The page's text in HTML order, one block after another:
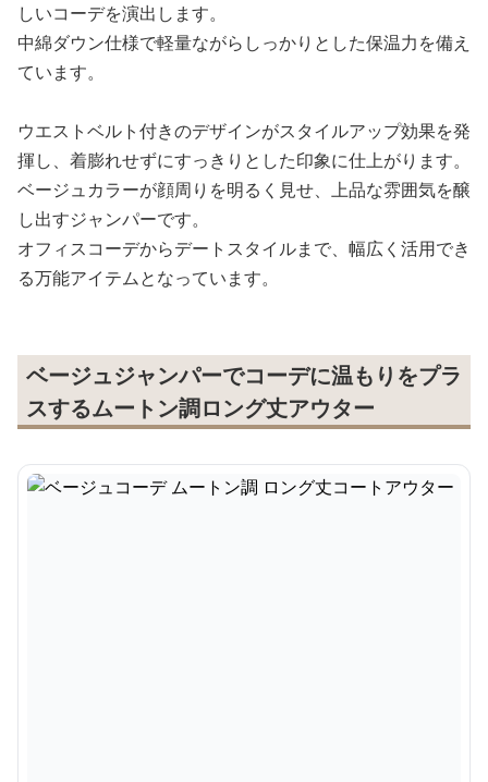
しいコーデを演出します。
中綿ダウン仕様で軽量ながらしっかりとした保温力を備え
ています。
ウエストベルト付きのデザインがスタイルアップ効果を発
揮し、着膨れせずにすっきりとした印象に仕上がります。
ベージュカラーが顔周りを明るく見せ、上品な雰囲気を醸
し出すジャンパーです。
オフィスコーデからデートスタイルまで、幅広く活用でき
る万能アイテムとなっています。
ベージュジャンパーでコーデに温もりをプラ
スするムートン調ロング丈アウター